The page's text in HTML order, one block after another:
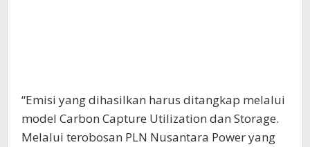
“Emisi yang dihasilkan harus ditangkap melalui
model Carbon Capture Utilization dan Storage.
Melalui terobosan PLN Nusantara Power yang